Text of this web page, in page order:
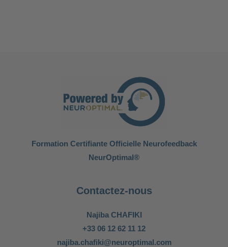
Formation Certifiante Officielle Neurofeedback
NeurOptimal®
Contactez-nous
Najiba CHAFIKI
+33 06 12 62 11 12
najiba.chafiki@neuroptimal.com